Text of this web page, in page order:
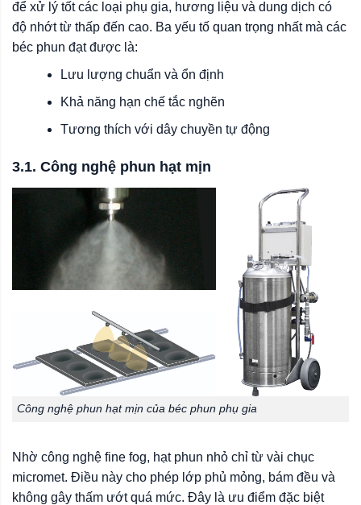
để xử lý tốt các loại phụ gia, hương liệu và dung dịch có
độ nhớt từ thấp đến cao. Ba yếu tố quan trọng nhất mà các
béc phun đạt được là:
Lưu lượng chuẩn và ổn định
Khả năng hạn chế tắc nghẽn
Tương thích với dây chuyền tự động
3.1. Công nghệ phun hạt mịn
Công nghệ phun hạt mịn của béc phun phụ gia
Nhờ công nghệ fine fog, hạt phun nhỏ chỉ từ vài chục
micromet. Điều này cho phép lớp phủ mỏng, bám đều và
không gây thấm ướt quá mức. Đây là ưu điểm đặc biệt